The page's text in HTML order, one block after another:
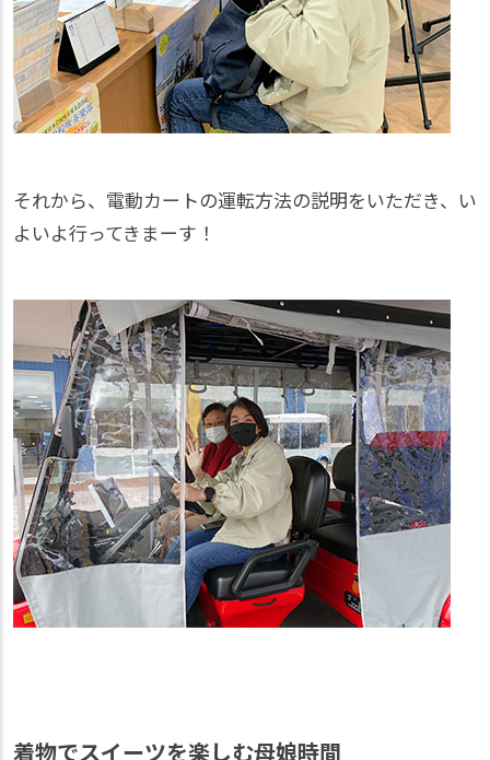
それから、電動カートの運転方法の説明をいただき、い
よいよ行ってきまーす！
着物でスイーツを楽しむ母娘時間